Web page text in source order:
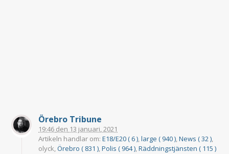
Örebro Tribune
19:46 den 13 januari, 2021
Artikeln handlar om:E18/E20 ( 6 ),large ( 940 ),News ( 32 ),
olyck,Örebro ( 831 ),Polis ( 964 ),Räddningstjänsten ( 115 )